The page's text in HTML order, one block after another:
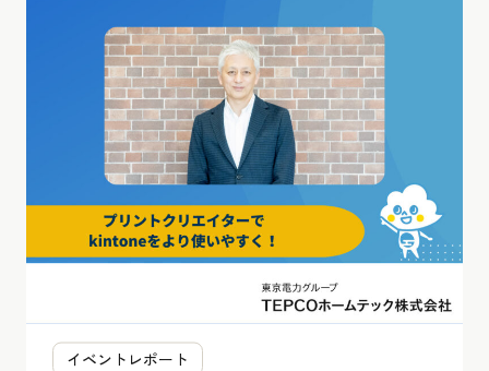
イベントレポート